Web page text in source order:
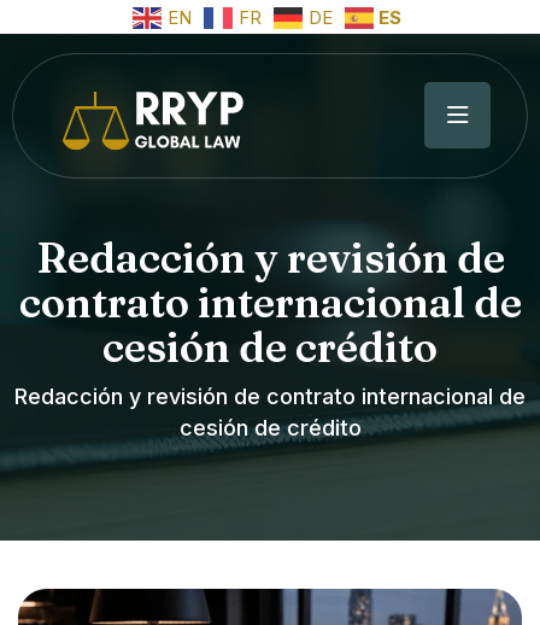
EN FR DE ES
Redacción y revisión de
contrato internacional de
cesión de crédito
Redacción y revisión de contrato internacional de
cesión de crédito